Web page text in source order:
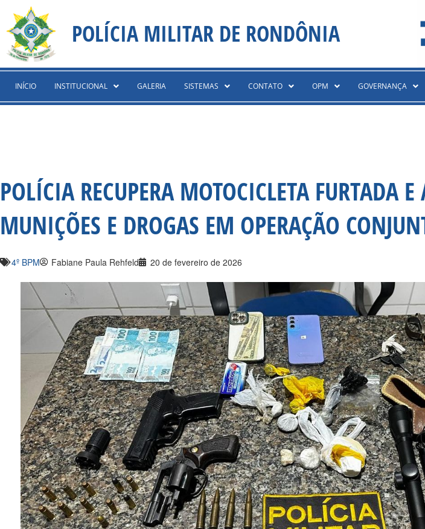
content
para
conteúdo
POLÍCIA MILITAR DE RONDÔNIA
INÍCIO INSTITUCIONAL GALERIA SISTEMAS CONTATO OPM GOVERNANÇA
POLÍCIA RECUPERA MOTOCICLETA FURTADA
MUNIÇÕES E DROGAS EM OPERAÇÃO
4º BPM Fabiane Paula Rehfeld 20 de fevereiro de 2026